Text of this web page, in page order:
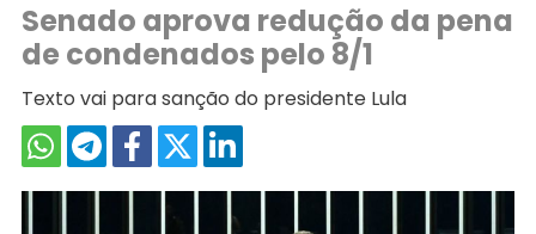
Senado aprova redução da pena
de condenados pelo 8/1
Texto vai para sanção do presidente Lula